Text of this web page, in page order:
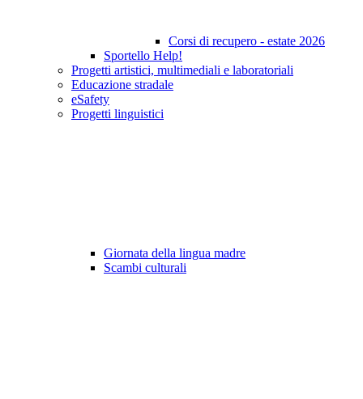
Corsi di recupero - estate 2026
Sportello Help!
Progetti artistici, multimediali e laboratoriali
Educazione stradale
eSafety
Progetti linguistici
Giornata della lingua madre
Scambi culturali